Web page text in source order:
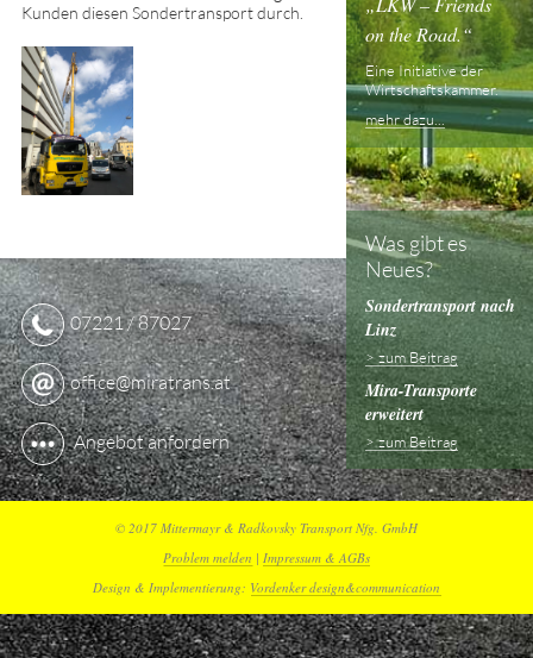
Kunden diesen Sondertransport durch.
07221 / 87027
office@miratrans.at
Angebot anfordern
on the Road.
Eine Initiative der
Wirtschaftskammer.
mehr dazu...
Was gibt es
Neues?
Sondertransport nach
Linz
> zum Beitrag
Mira-Transporte
erweitert
> zum Beitrag
© 2017 Mittermayr & Radkovsky Transport Nfg. GmbH
Problem melden | Impressum & AGBs
Design & Implementierung: Vordenker design&communication